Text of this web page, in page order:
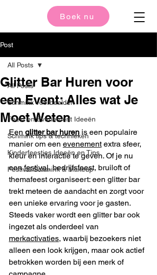
Boek nu
Post
All Posts
Schmink voorbeelden
Feest en Evenement Ideeën
Schmink tips & technieken
Kinderfeestjes Ideeën en Tips
Festival Schmink & Makeup
All Posts
Glitter Bar Huren voor
een Event: Alles wat Je
Moet Weten
Een glitter bar huren is een populaire
manier om een evenement extra sfeer,
kleur en interactie te geven. Of je nu
een festival, bedrijfsfeest, bruiloft of
themafeest organiseert: een glitter bar
trekt meteen de aandacht en zorgt voor
een unieke ervaring voor je gasten.
Steeds vaker wordt een glitter bar ook
ingezet als onderdeel van
merkactivaties, waarbij bezoekers niet
alleen een look krijgen, maar ook actief
betrokken worden bij een merk of